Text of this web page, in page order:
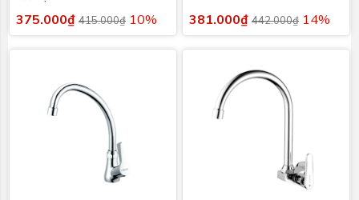
375.000₫ 415.000₫ 10% 381.000₫ 442.000₫ 14%